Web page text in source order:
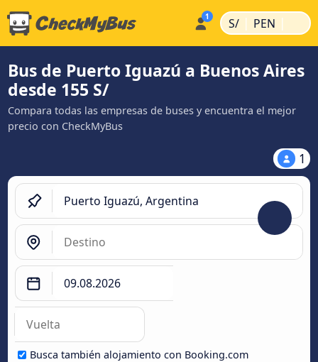
S/ | PEN |
Bus de Puerto Iguazú a Buenos Aires
desde 155 S/
Compara todas las empresas de buses y encuentra el mejor
precio con CheckMyBus
1
Busca también alojamiento con Booking.com